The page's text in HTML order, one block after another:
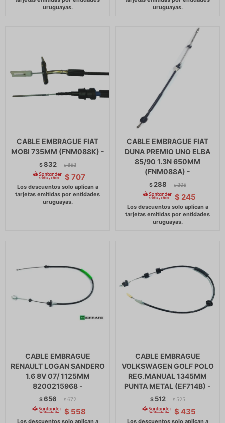
CABLE EMBRAGUE FIAT
MOBI 735MM (FNM088K) -
$832 $ 852
$ 707
CABLE EMBRAGUE FIAT
DUNA PREMIO UNO ELBA
85/90 1.3N 650MM
(FNM088A) -
$ 288 $ 295
$ 245
CABLE EMBRAGUE
RENAULT LOGAN SANDERO
1.6 8V 07/ 1125MM
8200215968 -
$656 $ 672
$ 558
CABLE EMBRAGUE
VOLKSWAGEN GOLF POLO
REG.MANUAL 1345MM
PUNTA METAL (EF714B) -
$ 512 $ 525
$ 435